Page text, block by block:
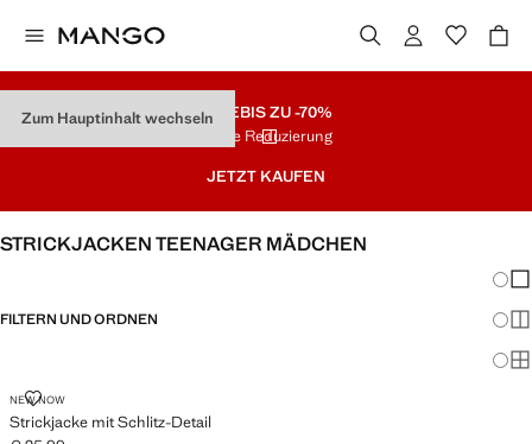
Zum Hauptinhalt wechselnSALEBIS ZU -70%
Letzte Reduzierung
JETZT KAUFEN
STRICKJACKEN TEENAGER MÄDCHEN
FILTERN UND ORDNEN
NEW NOW
Strickjacke mit Schlitz-Detail
STRICKJACKE MIT SCHLITZ-DETAIL